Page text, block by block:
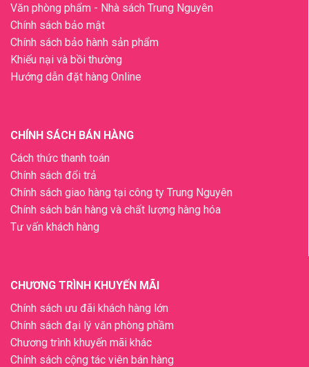
Văn phòng phẩm - Nhà sách Trung Nguyên
Chính sách bảo mật
Chính sách bảo hành sản phẩm
Khiếu nại và bồi thường
Hướng dẫn đặt hàng Online
CHÍNH SÁCH BÁN HÀNG
Cách thức thanh toán
Chính sách đổi trả
Chính sách giao hàng tại công ty Trung Nguyên
Chính sách bán hàng và chất lượng hàng hóa
Tư vấn khách hàng
CHƯƠNG TRÌNH KHUYẾN MÃI
Chính sách ưu đãi khách hàng lớn
Chính sách đại lý văn phòng phầm
Chương trình khuyến mãi khác
Chính sách cộng tác viên bán hàng